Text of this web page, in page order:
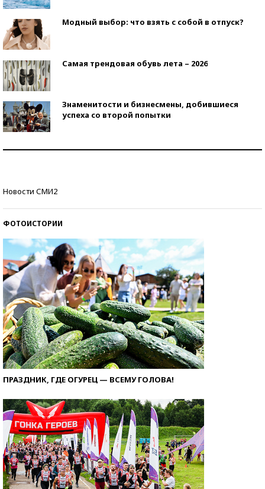
Модный выбор: что взять с собой в отпуск?
Самая трендовая обувь лета – 2026
Знаменитости и бизнесмены, добившиеся
успеха со второй попытки
Новости СМИ2
ФОТОИСТОРИИ
ПРАЗДНИК, ГДЕ ОГУРЕЦ — ВСЕМУ ГОЛОВА!